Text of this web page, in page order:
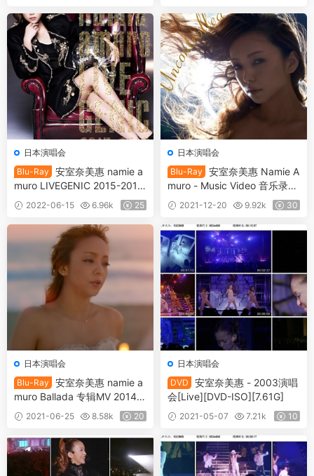
日本演唱会
Blu-Ray
安室奈美惠 namie a
muro LIVEGENIC 2015-2016
《BDISO 31.4G》
2022-06-15 6.96k 25
日本演唱会
Blu-Ray
安室奈美惠 Namie A
muro - Music Video 音乐录影
带 2012-2017《ISO 5BD 62.
58G》
2021-12-20 9.92k 30
日本演唱会
Blu-Ray
安室奈美惠 namie a
muro Ballada 专辑MV 2014
《M2TS 21.5G》
2021-06-25 8.58k 20
日本演唱会
DVD
安室奈美惠 - 2003演唱
会[Live][DVD-ISO][7.61G]
2021-05-07 7.21k 10